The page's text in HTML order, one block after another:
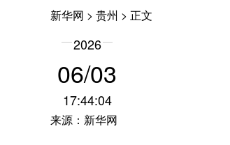
新华网 > 贵州 > 正文
2026
06/03
17:44:04
来源：新华网